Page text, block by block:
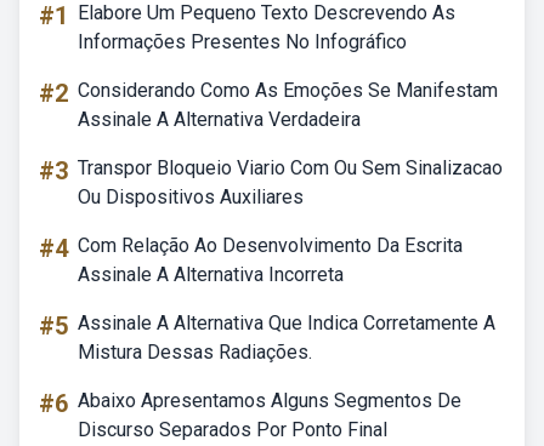
#1
Elabore Um Pequeno Texto Descrevendo As
Informações Presentes No Infográfico
#2 Considerando Como As Emoções Se Manifestam
Assinale A Alternativa Verdadeira
#3 Transpor Bloqueio Viario Com Ou Sem Sinalizacao
Ou Dispositivos Auxiliares
#4 Com Relação Ao Desenvolvimento Da Escrita
Assinale A Alternativa Incorreta
#5 Assinale A Alternativa Que Indica Corretamente A
Mistura Dessas Radiações.
#6 Abaixo Apresentamos Alguns Segmentos De
Discurso Separados Por Ponto Final